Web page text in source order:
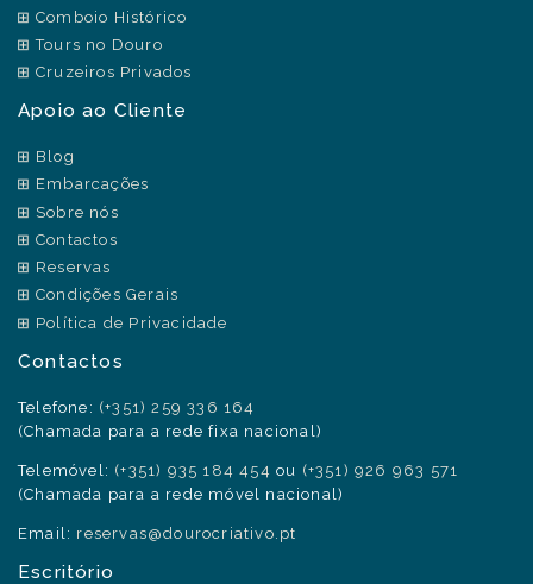
Comboio Histórico
Tours no Douro
Cruzeiros Privados
Apoio ao Cliente
Blog
Embarcações
Sobre nós
Contactos
Reservas
Condições Gerais
Política de Privacidade
Contactos
Telefone: (+351) 259 336 164
(Chamada para a rede fixa nacional)
Telemóvel: (+351) 935 184 454 ou (+351) 926 963 571
(Chamada para a rede móvel nacional)
Email: reservas@dourocriativo.pt
Escritório